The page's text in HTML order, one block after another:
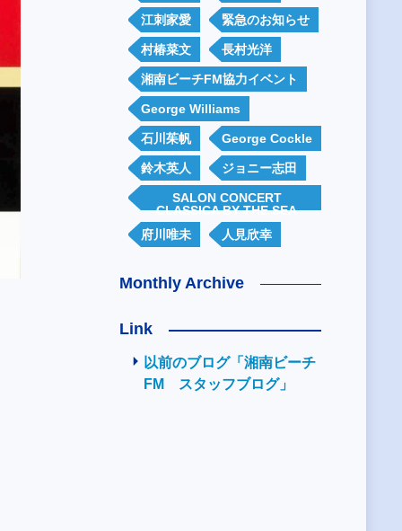
江刺家愛 緊急のお知らせ
村椿菜文 長村光洋
湘南ビーチFM協力イベント
George Williams
石川茱帆 George Cockle
鈴木英人 ジョニー志田
SALON CONCERT
CLASSICA BY THE SEA
府川唯未
人見欣幸
Monthly Archive
Link
以前のブログ「湘南ビーチ
FM スタッフブログ」